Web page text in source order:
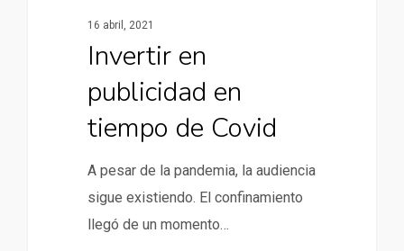
16 abril, 2021
Invertir en
publicidad en
tiempo de Covid
A pesar de la pandemia, la audiencia
sigue existiendo. El confinamiento
llegó de un momento…